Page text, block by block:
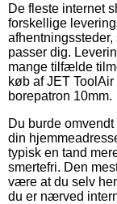
De fleste internet
forskellige
passer dig.
mange tilfælde
køb af JET
borepatron 10mm.
Du burde
din
typisk en tand
smertefri. Den
være at du selv
du er nærved